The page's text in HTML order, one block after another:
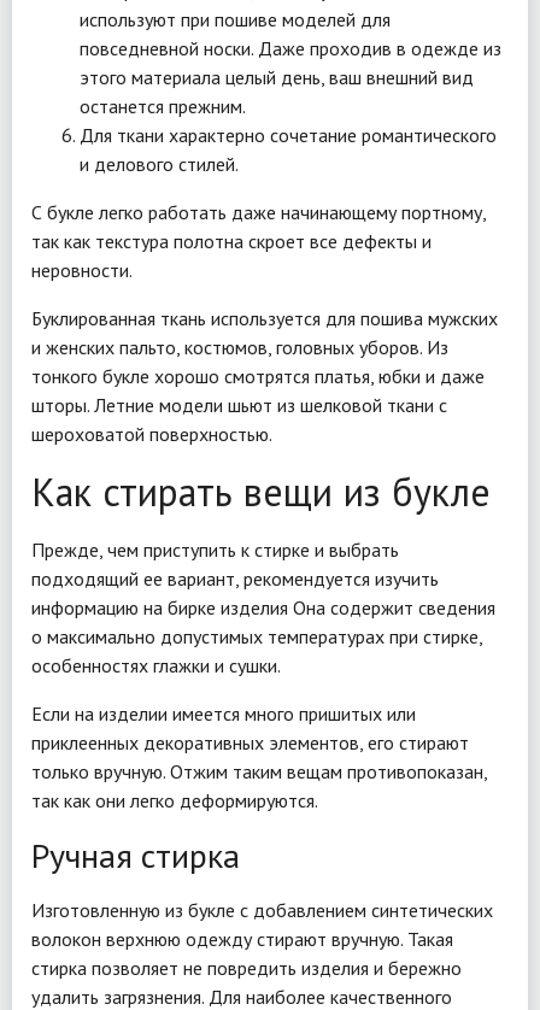
используют при пошиве моделей для
повседневной носки. Даже проходив в одежде из
этого материала целый день, ваш внешний вид
останется прежним.
Для ткани характерно сочетание романтического
и делового стилей.
С букле легко работать даже начинающему портному,
так как текстура полотна скроет все дефекты и
неровности.
Буклированная ткань используется для пошива мужских
и женских пальто, костюмов, головных уборов. Из
тонкого букле хорошо смотрятся платья, юбки и даже
шторы. Летние модели шьют из шелковой ткани с
шероховатой поверхностью.
Как стирать вещи из букле
Прежде, чем приступить к стирке и выбрать
подходящий ее вариант, рекомендуется изучить
информацию на бирке изделия Она содержит сведения
о максимально допустимых температурах при стирке,
особенностях глажки и сушки.
Если на изделии имеется много пришитых или
приклеенных декоративных элементов, его стирают
только вручную. Отжим таким вещам противопоказан,
так как они легко деформируются.
Ручная стирка
Изготовленную из букле с добавлением синтетических
волокон верхнюю одежду стирают вручную. Такая
стирка позволяет не повредить изделия и бережно
удалить загрязнения. Для наиболее качественного